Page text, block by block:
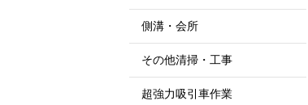
側溝・会所
その他清掃・工事
超強力吸引車作業